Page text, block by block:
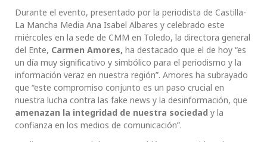
Durante el evento, presentado por la periodista de Castilla-
La Mancha Media Ana Isabel Albares y celebrado este
miércoles en la sede de CMM en Toledo, la directora general
del Ente, Carmen Amores, ha destacado que el de hoy “es
un día muy significativo y simbólico para el periodismo y la
información veraz en nuestra región”. Amores ha subrayado
que “este compromiso conjunto es un paso crucial en
nuestra lucha contra las fake news y la desinformación, que
amenazan la integridad de nuestra sociedad y la
confianza en los medios de comunicación”.